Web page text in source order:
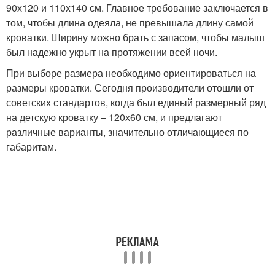
90х120 и 110х140 см. Главное требование заключается в
том, чтобы длина одеяла, не превышала длину самой
кроватки. Ширину можно брать с запасом, чтобы малыш
был надежно укрыт на протяжении всей ночи.
При выборе размера необходимо ориентироваться на
размеры кроватки. Сегодня производители отошли от
советских стандартов, когда был единый размерный ряд
на детскую кроватку – 120х60 см, и предлагают
различные варианты, значительно отличающиеся по
габаритам.